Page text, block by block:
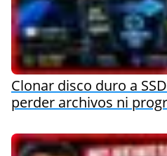
Clonar disco duro a
perder archivos ni